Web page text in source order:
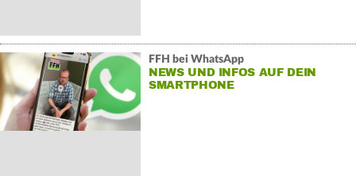
FFH bei WhatsApp
NEWS UND INFOS AUF DEIN
SMARTPHONE